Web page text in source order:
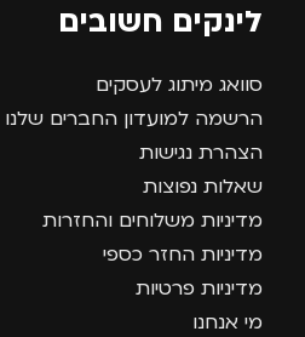
לינקים חשובים
סוואג מיתוג לעסקים
הרשמה למועדון החברים שלנו
הצהרת נגישות
שאלות נפוצות
מדיניות משלוחים והחזרות
מדיניות החזר כספי
מדיניות פרטיות
מי אנחנו